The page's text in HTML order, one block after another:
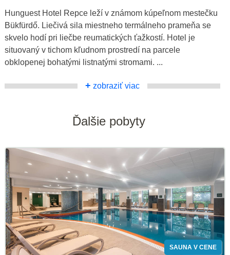
Hunguest Hotel Repce leží v známom kúpeľnom mestečku
Bükfürdő. Liečivá sila miestneho termálneho prameňa se
skvelo hodí pri liečbe reumatických ťažkostí. Hotel je
situovaný v tichom kľudnom prostredí na parcele
obklopenej bohatými listnatými stromami. ...
+ zobraziť viac
Ďalšie pobyty
SAUNA V CENE